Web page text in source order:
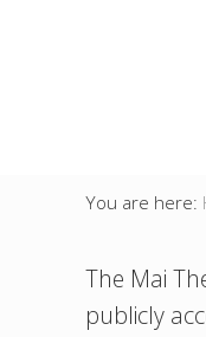
You are here:
The Mai
publicly